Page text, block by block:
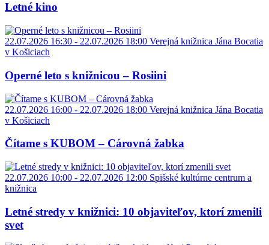
Letné kino
22.07.2026 16:30 - 22.07.2026 18:00 Verejná knižnica Jána Bocatia
v Košiciach
Operné leto s knižnicou – Rosiini
22.07.2026 16:00 - 22.07.2026 18:00 Verejná knižnica Jána Bocatia
v Košiciach
Čítame s KUBOM – Cárovná žabka
22.07.2026 10:00 - 22.07.2026 12:00 Spišské kultúrne centrum a
knižnica
Letné stredy v knižnici: 10 objaviteľov, ktorí zmenili
svet